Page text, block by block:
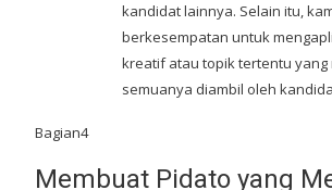
kandidat lainnya. Selain itu,
berkesempatan untuk
kreatif atau topik tertentu yang
semuanya diambil oleh
Bagian4
Membuat Pidato yang